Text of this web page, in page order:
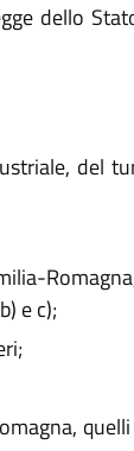
dello
del
e c);